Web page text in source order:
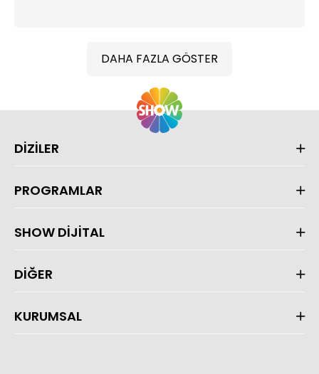
DAHA FAZLA GÖSTER
DİZİLER
PROGRAMLAR
SHOW DİJİTAL
DİĞER
KURUMSAL